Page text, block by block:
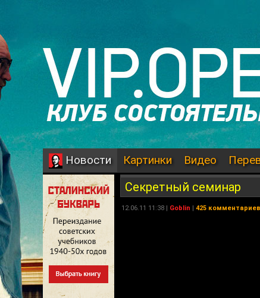
Новости Картинки Видео
Секретный семинар
12.06.11 11:38 | Goblin | 425 комментариев